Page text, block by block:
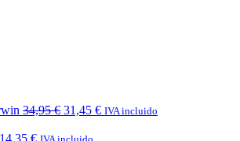
34,95€ 31,45 € IVA incluido
14,35 €